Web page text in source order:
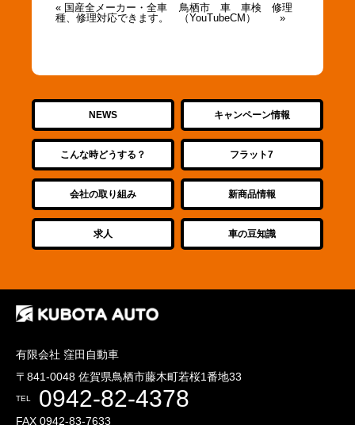
« 国産全メーカー・全車
種、修理対応できます。
鳥栖市 車 車検 修理
（YouTubeCM） »
NEWS キャンペーン情報
こんな時どうする？ フラット7
会社の取り組み 新商品情報
求人 車の豆知識
有限会社 窪田自動車
〒841-0048 佐賀県鳥栖市藤木町若桜1番地33
TEL 0942-82-4378
FAX 0942-83-7633